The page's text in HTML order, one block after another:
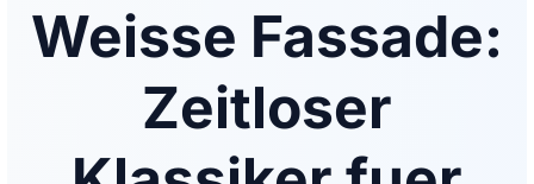
Weisse Fassade:
Zeitloser